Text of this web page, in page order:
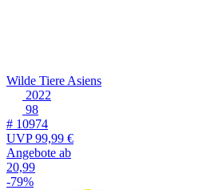
Wilde Tiere Asiens
2022
98
# 10974
UVP99,99 €
Angebote ab
20,99
-79%